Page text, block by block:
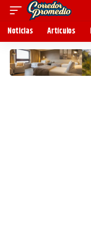
Noticias Artículos